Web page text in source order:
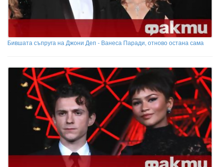
Бившата съпруга на Джони Деп - Ванеса Паради, отново остана сама